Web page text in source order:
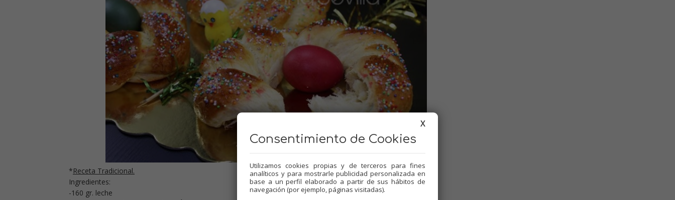
*Receta Tradicional.
Ingredientes:
-160 gr. leche
X
Consentimiento de Cookies
Utilizamos cookies propias y de terceros para fines
analíticos y para mostrarle publicidad personalizada en
base a un perfil elaborado a partir de sus hábitos de
navegación (por ejemplo, páginas visitadas).